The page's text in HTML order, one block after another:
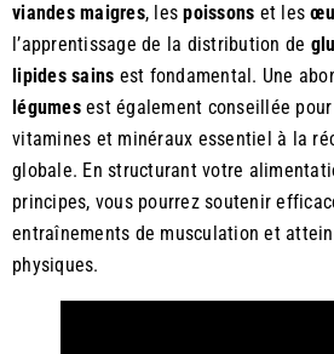
viandes maigres, lespoissons et les
l’apprentissage de la distribution de
lipides sains est fondamental. Une
légumesest également conseillée
vitamines et minéraux essentiel à la
globale. En structurant votre
principes, vous pourrez soutenir
entraînements de musculation et
physiques.